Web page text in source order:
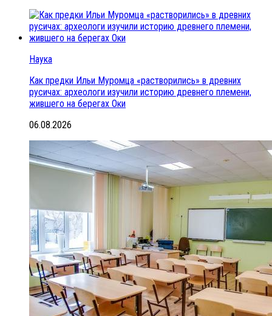
Наука
Как предки Ильи Муромца «растворились» в древних
русичах: археологи изучили историю древнего племени,
жившего на берегах Оки
06.08.2026